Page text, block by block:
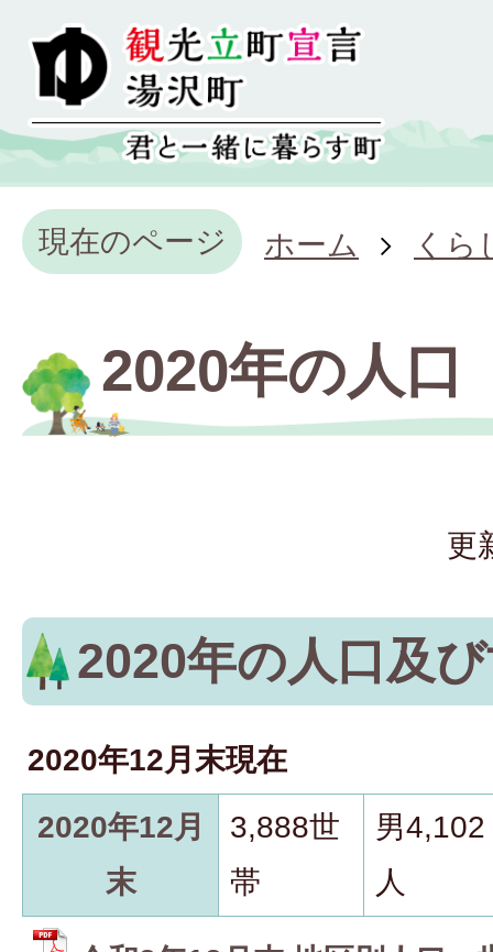
現在のページ ホーム くら
2020年の人口
更
2020年の人口及
2020年12月末現在
2020年12月
末
3,888世
帯
男4,102
人